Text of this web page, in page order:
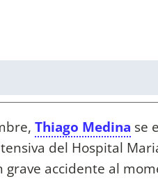
Thiago Medina se
del Hospital
accidente al